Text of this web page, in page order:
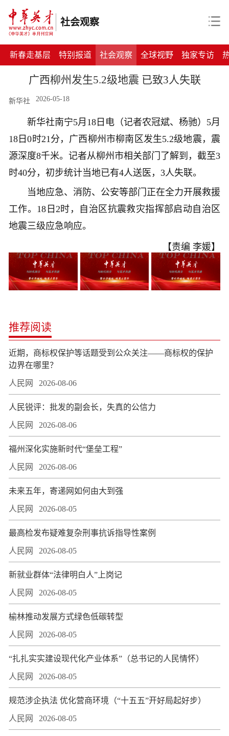
社会观察
新春走基层 特别报道 社会观察 全球视野 独家专访
广西柳州发生5.2级地震 已致3人失联
新华社 2026-05-18
新华社南宁5月18日电（记者农冠斌、杨驰）5月
18日0时21分，广西柳州市柳南区发生5.2级地震，震
源深度8千米。记者从柳州市相关部门了解到，截至3
时40分，初步统计当地已有4人送医，3人失联。
当地应急、消防、公安等部门正在全力开展救援
工作。18日2时，自治区抗震救灾指挥部启动自治区
地震三级应急响应。
【责编 李媛】
推荐阅读
近期，商标权保护等话题受到公众关注——商标权的保护
边界在哪里？
人民网 2026-08-06
人民锐评：批发的副会长，失真的公信力
人民网 2026-08-06
福州深化实施新时代“堡垒工程”
人民网 2026-08-06
未来五年，寄递网如何由大到强
人民网 2026-08-05
最高检发布疑难复杂刑事抗诉指导性案例
人民网 2026-08-05
新就业群体“法律明白人”上岗记
人民网 2026-08-05
榆林推动发展方式绿色低碳转型
人民网 2026-08-05
“扎扎实实建设现代化产业体系”（总书记的人民情怀）
人民网 2026-08-05
规范涉企执法 优化营商环境（“十五五”开好局起好步）
人民网 2026-08-05